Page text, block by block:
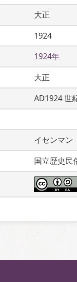
大正
1924
1924年
大正
AD1924 世
イセンマン
国立歴史民